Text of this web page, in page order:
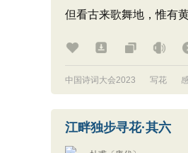
但看古来歌舞地，惟有
中国诗词大会2023 写花
江畔独步寻花·其六